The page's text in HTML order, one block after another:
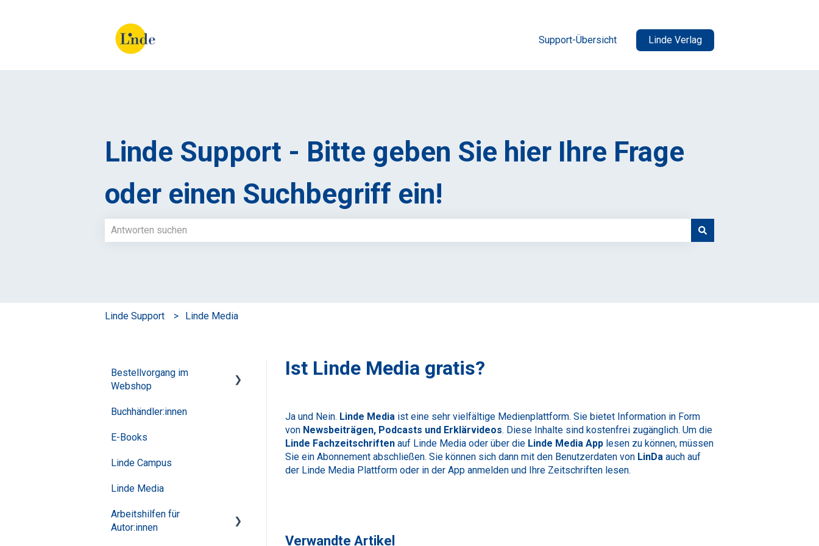
Support-Übersicht Linde Verlag
Linde Support - Bitte geben Sie hier Ihre Frage
oder einen Suchbegriff ein!
Linde Support Linde Media
Ist Linde Media gratis?
Ja und Nein. Linde Media ist eine sehr vielfältige Medienplattform. Sie bietet Information in Form
von Newsbeiträgen, Podcasts und Erklärvideos. Diese Inhalte sind kostenfrei zugänglich. Um die
Linde Fachzeitschriftenauf Linde Media oder über die Linde Media Applesen zu können, müssen
Sie ein Abonnement abschließen. Sie können sich dann mit den Benutzerdaten von LinDa auch auf
der Linde Media Plattform oder in der App anmelden und Ihre Zeitschriften lesen.
Verwandte Artikel
Bestellvorgang im
Webshop
Häufige Fragen
Buchhändler:innen
E-Books
Linde Campus
Linde Media
Arbeitshilfen für
Autor:innen